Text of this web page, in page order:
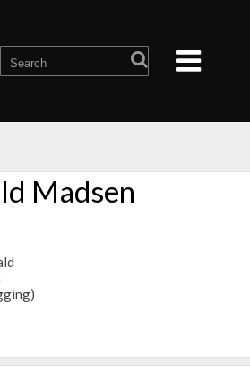
Madsen